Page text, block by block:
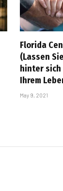
Florida
(Lassen
hinter sich
Ihrem
May 9, 2021